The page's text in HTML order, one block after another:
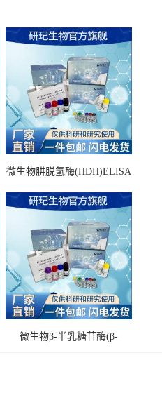
微生物肼脱氢酶(HDH)ELISA
微生物β-半乳糖苷酶(β-